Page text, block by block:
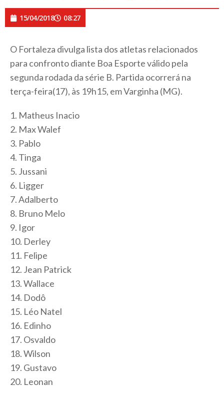
15/04/2018 08:27
O Fortaleza divulga lista dos atletas relacionados
para confronto diante Boa Esporte válido pela
segunda rodada da série B. Partida ocorrerá na
terça-feira(17), às 19h15, em Varginha (MG).
1. Matheus Inacio
2. Max Walef
3. Pablo
4. Tinga
5. Jussani
6. Ligger
7. Adalberto
8. Bruno Melo
9. Igor
10. Derley
11. Felipe
12. Jean Patrick
13. Wallace
14. Dodô
15. Léo Natel
16. Edinho
17. Osvaldo
18. Wilson
19. Gustavo
20. Leonan